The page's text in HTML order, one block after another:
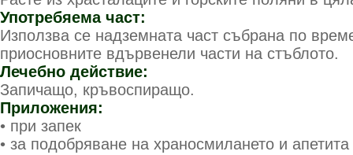
Употребяема част:
Използва се надземната част събрана по
приосновните вдървенели части на стъблото.
Лечебно действие:
Запичащо, кръвоспиращо.
Приложения:
• при запек
• за подобряване на храносмилането и апетита